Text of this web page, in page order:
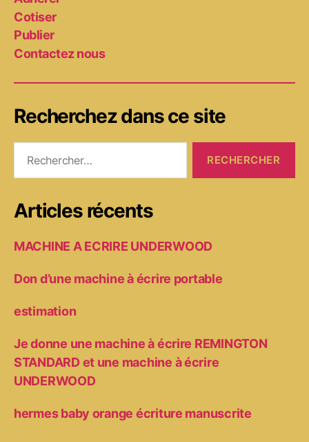
Cotiser
Publier
Contactez nous
Recherchez dans ce site
Articles récents
MACHINE A ECRIRE UNDERWOOD
Don d’une machine à écrire portable
estimation
Je donne une machine à écrire REMINGTON
STANDARD et une machine à écrire
UNDERWOOD
hermes baby orange écriture manuscrite